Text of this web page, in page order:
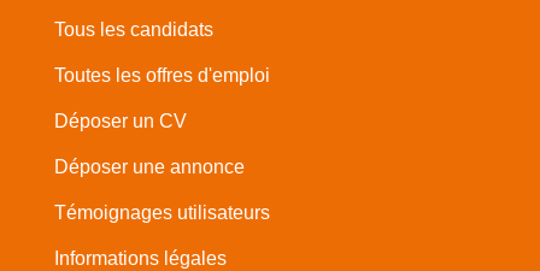
Tous les candidats
Toutes les offres d'emploi
Déposer un CV
Déposer une annonce
Témoignages utilisateurs
Informations légales